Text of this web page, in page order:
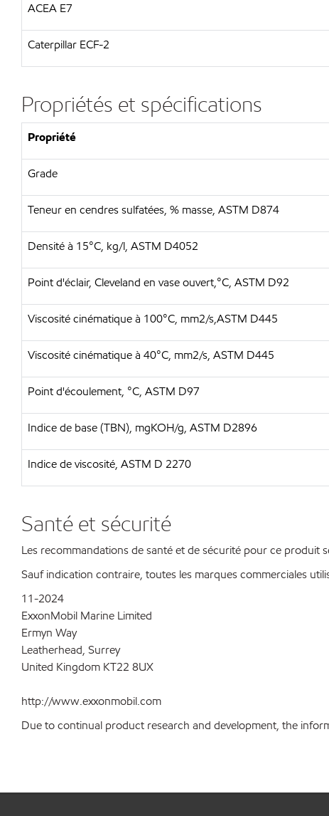
ACEA E7
Caterpillar ECF-2
Propriétés et spécifications
Propriété
Grade
Teneur en cendres sulfatées, % masse, ASTM D874
Densité à 15°C, kg/l, ASTM D4052
Point d'éclair, Cleveland en vase ouvert,°C, ASTM D92
Viscosité cinématique à 100°C, mm2/s,ASTM D445
Viscosité cinématique à 40°C, mm2/s, ASTM D445
Point d'écoulement, °C, ASTM D97
Indice de base (TBN), mgKOH/g, ASTM D2896
Indice de viscosité, ASTM D 2270
Santé et sécurité
Les recommandations de santé et de sécurité pour ce produit
Sauf indication contraire, toutes les marques commerciales
11-2024
ExxonMobil Marine Limited
Ermyn Way
Leatherhead, Surrey
United Kingdom KT22 8UX
http://www.exxonmobil.com
Due to continual product research and development, the